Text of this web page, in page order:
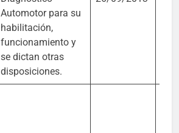
Automotor para su
habilitación,
funcionamiento y
se dictan otras
disposiciones.